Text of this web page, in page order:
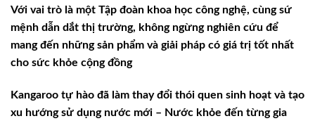
Với vai trò là một Tập đoàn khoa học công nghệ, cùng sứ
mệnh dẫn dắt thị trường, không ngừng nghiên cứu để
mang đến những sản phẩm và giải pháp có giá trị tốt nhất
cho sức khỏe cộng đồng
Kangaroo tự hào đã làm thay đổi thói quen sinh hoạt và tạo
xu hướng sử dụng nước mới – Nước khỏe đến từng gia